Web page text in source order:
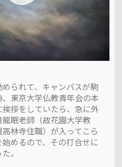
られて、キャンパスが駒
東京大学仏教青年会の本
拶をしていたら、急に外
眠老師（故花園大学教
林寺住職）が入ってこら
めるので、その打合せに
。